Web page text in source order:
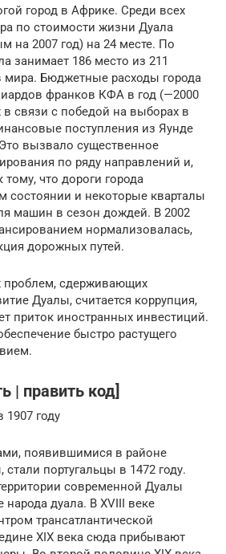
город в Африке. Среди всех
по стоимости жизни Дуала
на 2007 год) на 24 месте. По
занимает 186 место из 211
мира. Бюджетные расходы города
франков КФА в год (—2000
в связи с победой на выборах в
поступления из Яунде
вызвало существенное
по ряду направлений и,
что дороги города
состоянии и некоторые кварталы
машин в сезон дождей. В 2002
нормализовалась,
дорожных путей.
проблем, сдерживающих
Дуалы, считается коррупция,
приток иностранных инвестиций.
быстро растущего
| править код]
году
появившимися в районе
португальцы в 1472 году.
современной Дуалы
дуала. В XVIII веке
трансатлантической
XIX века сюда прибывают